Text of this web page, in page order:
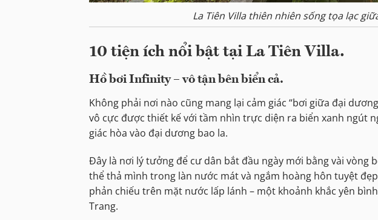
La Tiên Villa thiên nhiên sống tọa lạc
10 tiện ích nổi bật tại La Tiên Villa.
Hồ bơi Infinity – vô tận bên biển cả.
Không phải nơi nào cũng mang lại cảm giác “bơi giữa đại
vô cực được thiết kế với tầm nhìn trực diện ra biển xanh ngút
giác hòa vào đại dương bao la.
Đây là nơi lý tưởng để cư dân bắt đầu ngày mới bằng vài vòng
thể thả mình trong làn nước mát và ngắm hoàng hôn tuyệt
phản chiếu trên mặt nước lấp lánh – một khoảnh khắc yên
Trang.